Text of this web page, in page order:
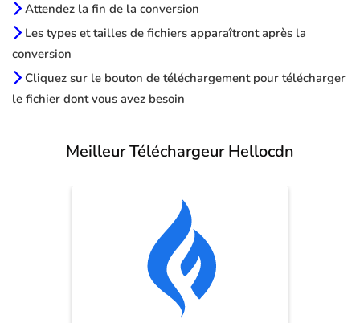
Attendez la fin de la conversion
Les types et tailles de fichiers apparaîtront après la
conversion
Cliquez sur le bouton de téléchargement pour télécharger
le fichier dont vous avez besoin
Meilleur Téléchargeur Hellocdn